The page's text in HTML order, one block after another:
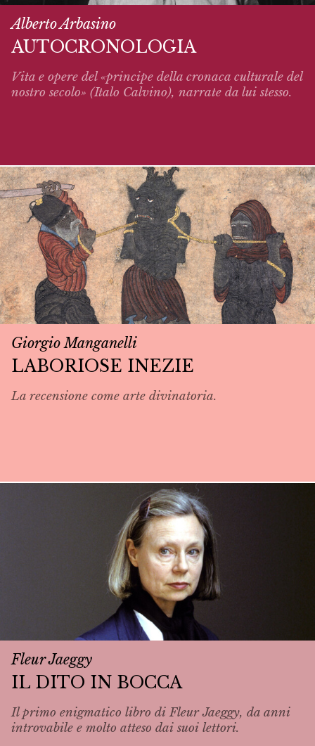
Alberto Arbasino
AUTOCRONOLOGIA
Vita e opere del «principe della cronaca culturale del
nostro secolo» (Italo Calvino), narrate da lui stesso.
Giorgio Manganelli
LABORIOSE INEZIE
La recensione come arte divinatoria.
Fleur Jaeggy
IL DITO IN BOCCA
Il primo enigmatico libro di Fleur Jaeggy, da anni
introvabile e molto atteso dai suoi lettori.